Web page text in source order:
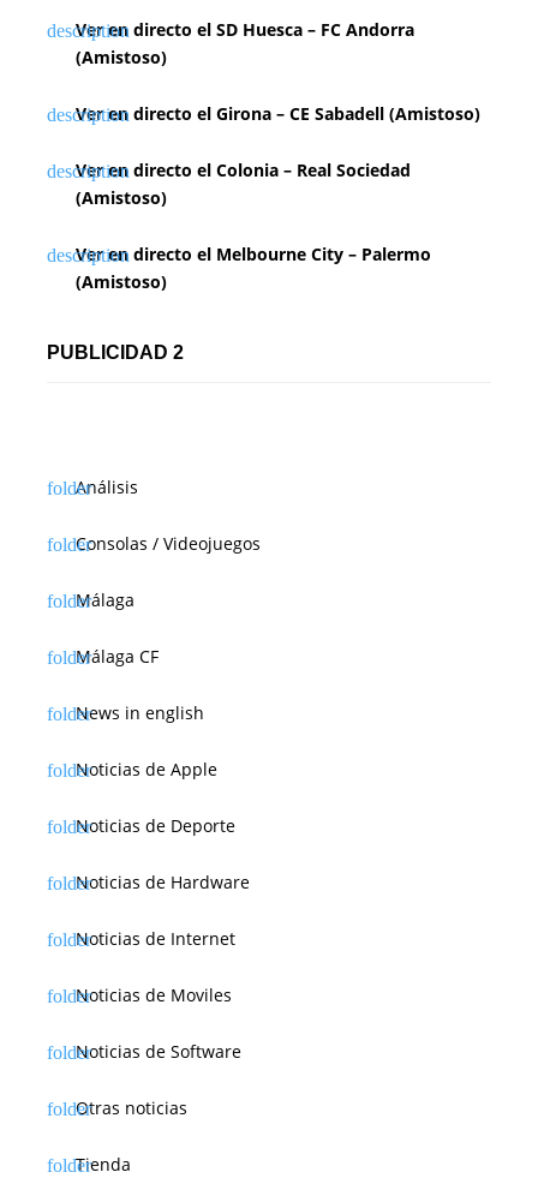
Ver en directo el SD Huesca – FC Andorra
(Amistoso)
Ver en directo el Girona – CE Sabadell (Amistoso)
Ver en directo el Colonia – Real Sociedad
(Amistoso)
Ver en directo el Melbourne City – Palermo
(Amistoso)
PUBLICIDAD 2
Análisis
Consolas / Videojuegos
Málaga
Málaga CF
News in english
Noticias de Apple
Noticias de Deporte
Noticias de Hardware
Noticias de Internet
Noticias de Moviles
Noticias de Software
Otras noticias
Tienda